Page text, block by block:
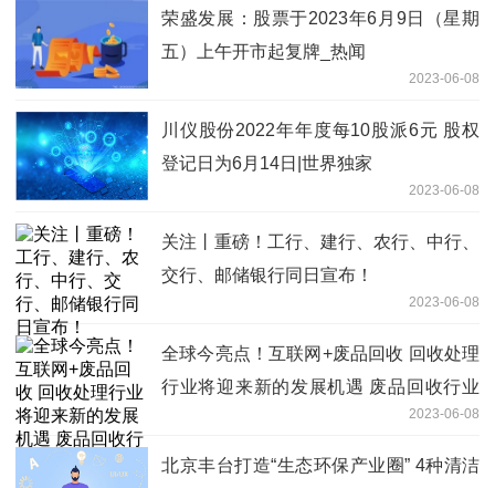
荣盛发展：股票于2023年6月9日（星期
五）上午开市起复牌_热闻
2023-06-08
川仪股份2022年年度每10股派6元 股权
登记日为6月14日|世界独家
2023-06-08
关注丨重磅！工行、建行、农行、中行、
交行、邮储银行同日宣布！
2023-06-08
全球今亮点！互联网+废品回收 回收处理
行业将迎来新的发展机遇 废品回收行业
2023-06-08
北京丰台打造“生态环保产业圈” 4种清洁